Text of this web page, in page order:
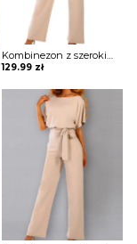
Kombinezon z szerokimi rękawami i łezką na plecach
129.99 zł